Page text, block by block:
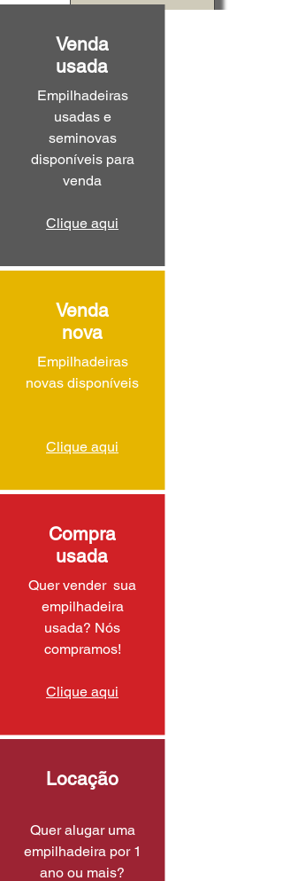
Venda
usada
Empilhadeiras
usadas e
seminovas
disponíveis para
venda
Clique aqui
Venda
nova
Empilhadeiras
novas disponíveis
Clique aqui
Compra
usada
Quer vender sua
empilhadeira
usada? Nós
compramos!
Clique aqui
Locação
Quer alugar uma
empilhadeira por 1
ano ou mais?